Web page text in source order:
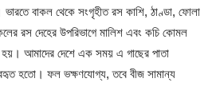
ভারতে বাকল থেকে সংগৃহীত রস কাশি, ঠাণ্ডা, ফোলা
রস দেহের উপরিভাগে মালিশ এবং কচি কোমল
হয়। আমাদের দেশে এক সময় এ গাছের পাতা
হতো। ফল ভক্ষণযোগ্য, তবে বীজ সামান্য